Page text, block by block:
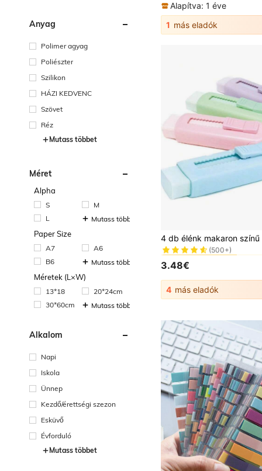
Anyag
Polimer agyag
Poliészter
Szilikon
HÁZI KEDVENC
Szövet
Réz
Mutass többet
Méret
Alpha
S
M
L
Mutass többet
Paper Size
A7
A6
B6
Mutass többet
Méretek (L×W)
13*18
20*24cm
30*60cm
Mutass többet
Alkalom
Napi
Iskola
Ünnep
Kezdő/érettségi szezon
Esküvő
Évforduló
Mutass többet
Alapítva: 1 éve
1 más eladók
(500+)
#1 Legjobban eladott
#1 Legjobban eladott
#1 Legjobban eladott
(500+)
3.48€
4 más eladók